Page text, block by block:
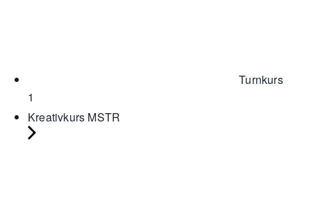
Turnkurs
1
Kreativkurs MSTR